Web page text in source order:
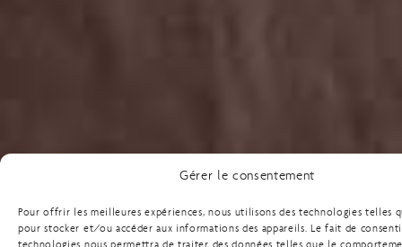
Gérer le consentement
Pour offrir les meilleures expériences, nous utilisons des technologies telles
pour stocker et/ou accéder aux informations des appareils. Le fait de